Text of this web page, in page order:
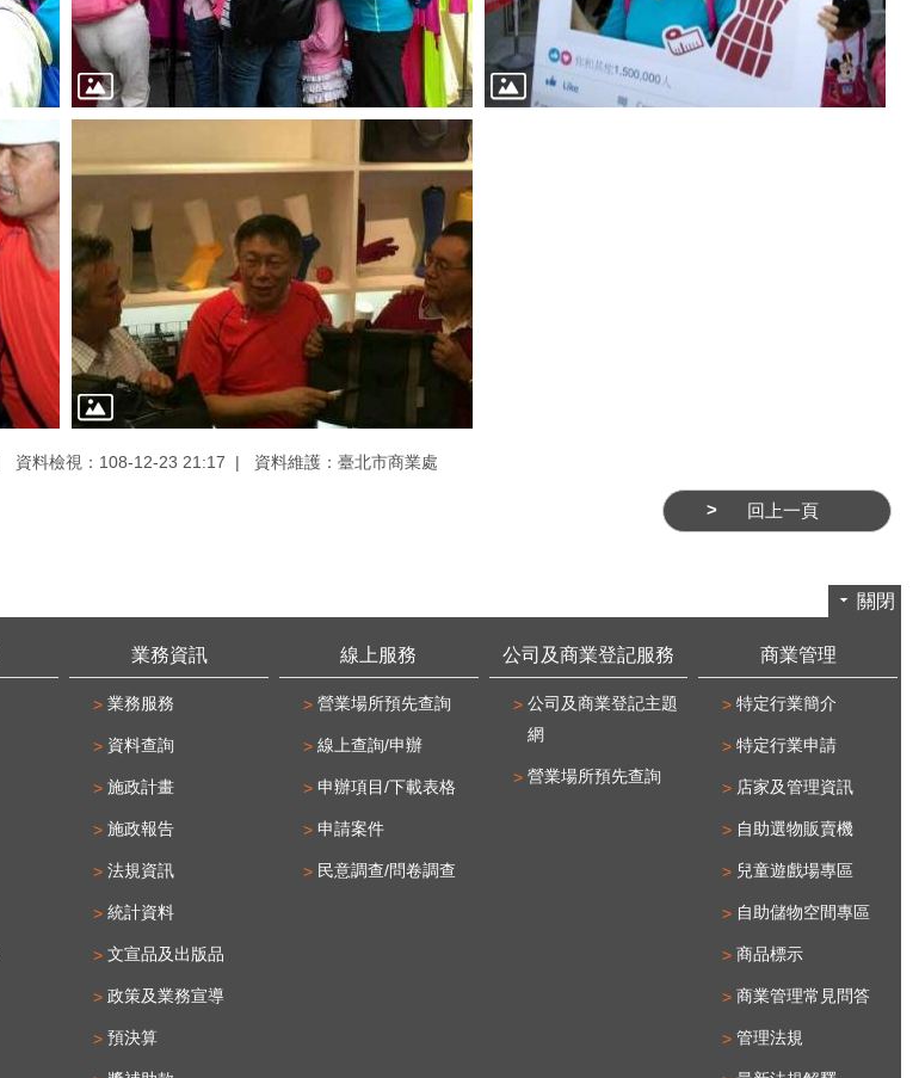
資料檢視：108-12-23 21:17 資料維護：臺北市商業處
回上一頁
關閉
業務資訊
業務服務
資料查詢
施政計畫
施政報告
法規資訊
統計資料
文宣品及出版品
政策及業務宣導
預決算
線上服務
營業場所預先查詢
線上查詢/申辦
申辦項目/下載表格
申請案件
民意調查/問卷調查
公司及商業登記服務
公司及商業登記主題
網
營業場所預先查詢
商業管理
特定行業簡介
特定行業申請
店家及管理資訊
自助選物販賣機
兒童遊戲場專區
自助儲物空間專區
商品標示
商業管理常見問答
管理法規